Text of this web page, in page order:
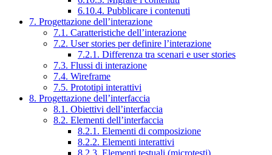
6.10.4. Pubblicare i contenuti
7. Progettazione dell’interazione
7.1. Caratteristiche dell’interazione
7.2. User stories per definire l’interazione
7.2.1. Differenza tra scenari e user stories
7.3. Flussi di interazione
7.4. Wireframe
7.5. Prototipi interattivi
8. Progettazione dell’interfaccia
8.1. Obiettivi dell’interfaccia
8.2. Elementi dell’interfaccia
8.2.1. Elementi di composizione
8.2.2. Elementi interattivi
8.2.3. Elementi testuali (microtesti)